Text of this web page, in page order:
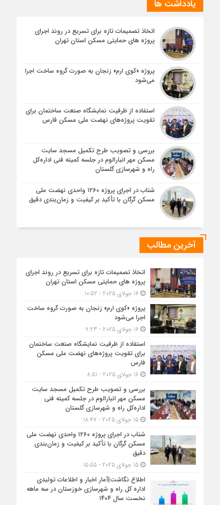
یادداشت ها
اتخاذ تصمیمات تازه برای تسریع در روند اجرای
پروژه های حمایتی مسکن استان تهران
پروژه «کوی ارم» زنجان به صورت گروه ساخت اجرا
می‌شود
استفاده از ظرفیت نمایشگاه صنعت ساختمان برای
تقویت پروژه‌های نهضت ملی مسکن فارس
بررسی و تصویب طرح تکمیل مسجد سایت
مسکن مهر انبارالوم در جلسه کمیته فنی اداره‌کل
راه و شهرسازی گلستان
شتاب در اجرای پروژه ۱۲۶۰ واحدی نهضت ملی
مسکن گرگان با تأکید بر کیفیت و زمان‌بندی دقیق
آخرین مطالب
اتخاذ تصمیمات تازه برای تسریع در روند اجرای
پروژه های حمایتی مسکن استان تهران
16 جولای 2025 - 10:52
پروژه «کوی ارم» زنجان به صورت گروه ساخت
اجرا می‌شود
16 جولای 2025 - 9:23
استفاده از ظرفیت نمایشگاه صنعت ساختمان
برای تقویت پروژه‌های نهضت ملی مسکن
فارس
16 جولای 2025 - 8:51
بررسی و تصویب طرح تکمیل مسجد سایت
مسکن مهر انبارالوم در جلسه کمیته فنی
اداره‌کل راه و شهرسازی گلستان
15 جولای 2025 - 18:47
شتاب در اجرای پروژه ۱۲۶۰ واحدی نهضت ملی
مسکن گرگان با تأکید بر کیفیت و زمان‌بندی
دقیق
15 جولای 2025 - 15:55
اطلاع نگاشت|آمار اخبار و اطلاعات تولیدی
اداره کل راه و شهرسازی خوزستان در سه ماهه
نخست سال ۱۴۰۴